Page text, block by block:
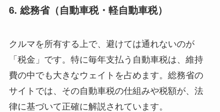
6. 総務省（自動車税・軽自動車税）
クルマを所有する上で、避けては通れないのが
「税金」です。特に毎年支払う自動車税は、維持
費の中でも大きなウェイトを占めます。総務省の
サイトでは、その自動車税の仕組みや税額が、法
律に基づいて正確に解説されています。